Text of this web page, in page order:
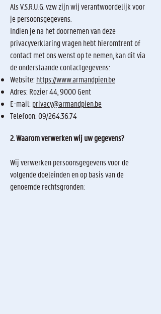
Als V.S.R.U.G. vzw zijn wij verantwoordelijk voor
je persoonsgegevens.
Indien je na het doornemen van deze
privacyverklaring vragen hebt hieromtrent of
contact met ons wenst op te nemen, kan dit via
de onderstaande contactgegevens:
Website: https://www.armandpien.be
Adres: Rozier 44, 9000 Gent
E-mail: privacy@armandpien.be
Telefoon: 09/264.36.74
2. Waarom verwerken wij uw gegevens?
Wij verwerken persoonsgegevens voor de
volgende doeleinden en op basis van de
genoemde rechtsgronden: